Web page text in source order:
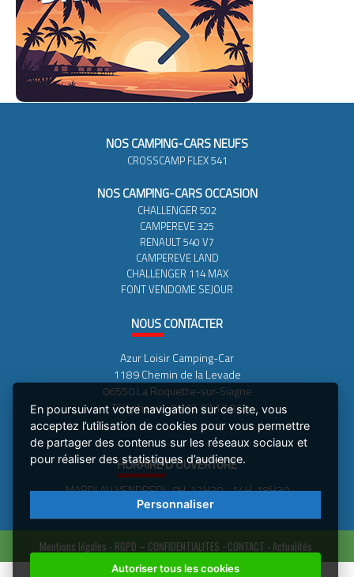
NOS CAMPING-CARS NEUFS
CROSSCAMP FLEX 541
NOS CAMPING-CARS OCCASION
CHALLENGER 502
CAMPEREVE 325
RENAULT 540 V7
CAMPEREVE LAND
CHALLENGER 114 MAX
FONT VENDOME SEJOUR
NOUSCONTACTER
Azur Loisir Camping-Car
1189 Chemin de la Levade
06550 La Roquette-sur-Siagne
Téléphone : 04 92 97 17 86
HORAIRED'OUVERTURE
MARDI AU VENDREDI : 9H-12H30 - 14H-18H30
SAMEDI : 9H-12H30 - 14H00 - 18H00
Mentions légales - RGPD – CONFIDENTIALITES - CONTACT -Actualités
En poursuivant votre navigation sur ce site, vous
acceptez l’utilisation de cookies pour vous permettre
de partager des contenus sur les réseaux sociaux et
pour réaliser des statistiques d’audience.
Personnaliser
Autoriser tous les cookies